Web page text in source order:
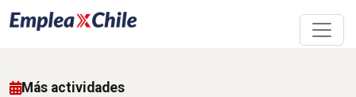
Más actividades